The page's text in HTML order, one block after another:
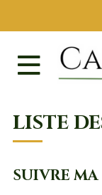
LISTE
SUIVRE